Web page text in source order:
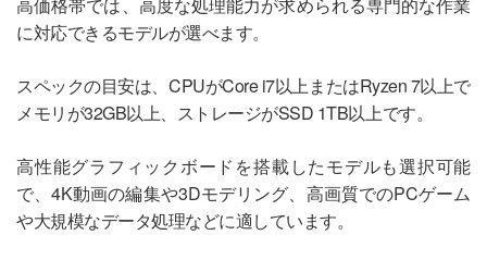
高価格帯では、高度な処理能力が求められる専門的な作業
に対応できるモデルが選べます。
スペックの目安は、CPUがCore i7以上またはRyzen 7以上で
メモリが32GB以上、ストレージがSSD 1TB以上です。
高性能グラフィックボードを搭載したモデルも選択可能
で、4K動画の編集や3Dモデリング、高画質でのPCゲーム
や大規模なデータ処理などに適しています。